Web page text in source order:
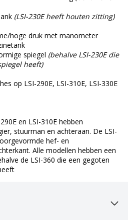
(LSI-230E heeft houten zitting)
hoge druk met manometer
spiegel (behalve LSI-230E die
heeft)
op LSI-290E, LSI-310E, LSI-330E
en LSI-310E hebben
stuurman en achteraan. De LSI-
hef- en
Alle modellen hebben een
de LSI-360 die een gegoten